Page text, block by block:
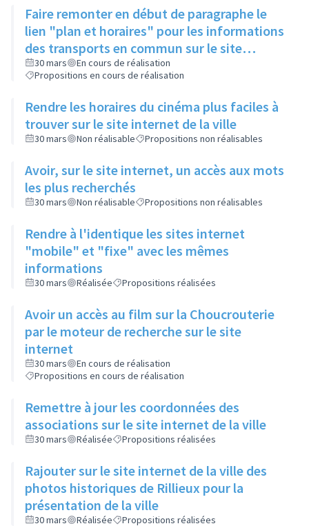
Faire remonter en début de paragraphe le
lien "plan et horaires" pour les informations
des transports en commun sur le site
internet de la ville
30 mars
En cours de réalisation
Propositions en cours de réalisation
Rendre les horaires du cinéma plus faciles à
trouver sur le site internet de la ville
30 mars Non réalisable Propositions non réalisables
Avoir, sur le site internet, un accès aux mots
les plus recherchés
30 mars Non réalisable Propositions non réalisables
Rendre à l'identique les sites internet
"mobile" et "fixe" avec les mêmes
informations
30 mars Réalisée Propositions réalisées
Avoir un accès au film sur la Choucrouterie
par le moteur de recherche sur le site
internet
30 mars
En cours de réalisation
Propositions en cours de réalisation
Remettre à jour les coordonnées des
associations sur le site internet de la ville
30 mars Réalisée Propositions réalisées
Rajouter sur le site internet de la ville des
photos historiques de Rillieux pour la
présentation de la ville
30 mars Réalisée Propositions réalisées